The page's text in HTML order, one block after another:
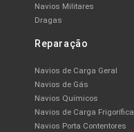
Navios Militares
Dragas
Reparação
Navios de Carga Geral
Navios de Gás
Navios Químicos
Navios de Carga Frigorífica
Navios Porta Contentores